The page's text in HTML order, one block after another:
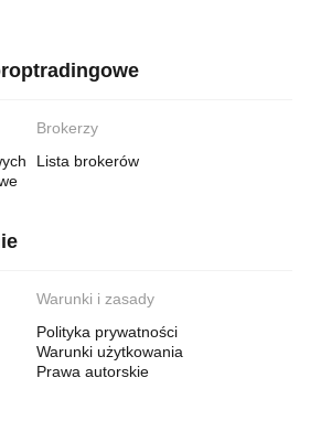
Brokerzy
Lista brokerów
Warunki i zasady
Polityka prywatności
Warunki użytkowania
Prawa autorskie